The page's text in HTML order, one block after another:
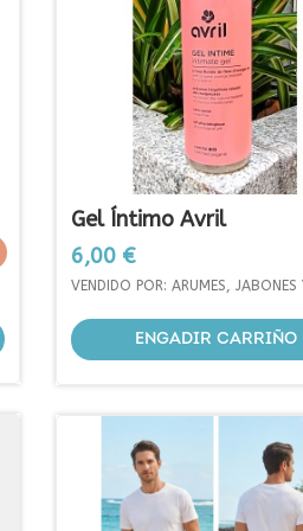
Champú Sólido Natural
Sensible
Prezo
10,00 €
VENDIDO POR: ARUMES, JABONES
ENGADIR CARRIÑO